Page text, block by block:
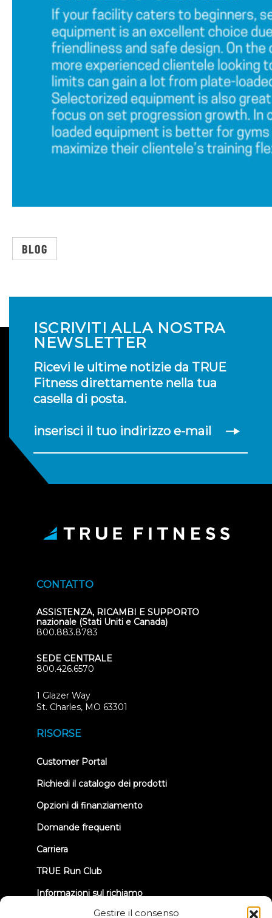
Gestire il consenso
BLOG
ISCRIVITI ALLA NOSTRA
NEWSLETTER
Ricevi le ultime notizie da TRUE
Fitness direttamente nella tua
casella di posta.
inserisci il tuo indirizzo e-mail
CONTATTO
ASSISTENZA, RICAMBI E SUPPORTO
nazionale (Stati Uniti e Canada)
800.883.8783
SEDE CENTRALE
800.426.6570
1 Glazer Way
St. Charles, MO 63301
RISORSE
Customer Portal(opens
new
Richiedi il catalogo dei prodotti
Opzioni di finanziamento
Domande frequenti
Carriera
TRUE Run Club
Informazioni sul richiamo